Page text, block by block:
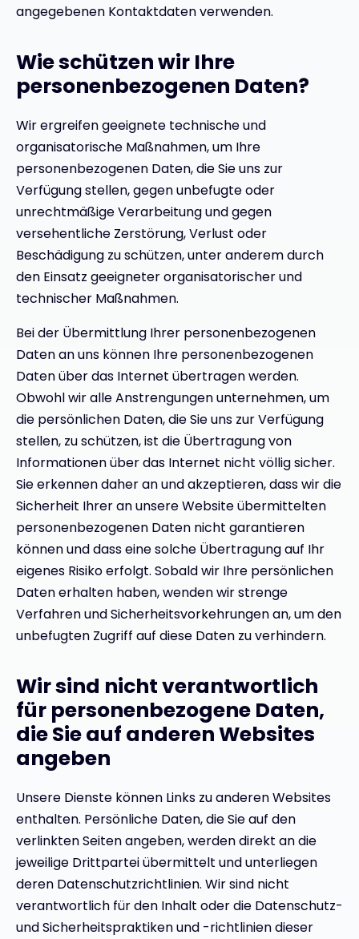
angegebenen Kontaktdaten verwenden.
Wie schützen wir Ihre
personenbezogenen Daten?
Wir ergreifen geeignete technische und
organisatorische Maßnahmen, um Ihre
personenbezogenen Daten, die Sie uns zur
Verfügung stellen, gegen unbefugte oder
unrechtmäßige Verarbeitung und gegen
versehentliche Zerstörung, Verlust oder
Beschädigung zu schützen, unter anderem durch
den Einsatz geeigneter organisatorischer und
technischer Maßnahmen.
Bei der Übermittlung Ihrer personenbezogenen
Daten an uns können Ihre personenbezogenen
Daten über das Internet übertragen werden.
Obwohl wir alle Anstrengungen unternehmen, um
die persönlichen Daten, die Sie uns zur Verfügung
stellen, zu schützen, ist die Übertragung von
Informationen über das Internet nicht völlig sicher.
Sie erkennen daher an und akzeptieren, dass wir die
Sicherheit Ihrer an unsere Website übermittelten
personenbezogenen Daten nicht garantieren
können und dass eine solche Übertragung auf Ihr
eigenes Risiko erfolgt. Sobald wir Ihre persönlichen
Daten erhalten haben, wenden wir strenge
Verfahren und Sicherheitsvorkehrungen an, um den
unbefugten Zugriff auf diese Daten zu verhindern.
Wir sind nicht verantwortlich
für personenbezogene Daten,
die Sie auf anderen Websites
angeben
Unsere Dienste können Links zu anderen Websites
enthalten. Persönliche Daten, die Sie auf den
verlinkten Seiten angeben, werden direkt an die
jeweilige Drittpartei übermittelt und unterliegen
deren Datenschutzrichtlinien. Wir sind nicht
verantwortlich für den Inhalt oder die Datenschutz-
und Sicherheitspraktiken und -richtlinien dieser